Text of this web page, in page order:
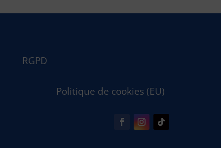
RGPD
Politique de cookies (EU)